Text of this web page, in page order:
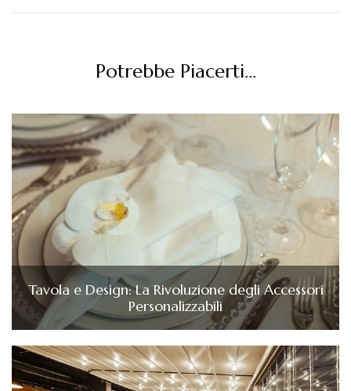
Potrebbe Piacerti...
Tavola e Design: La Rivoluzione degli Accessori
Personalizzabili